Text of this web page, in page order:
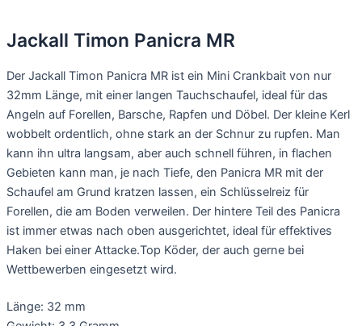
Jackall Timon Panicra MR
Der Jackall Timon Panicra MR ist ein Mini Crankbait von nur
32mm Länge, mit einer langen Tauchschaufel, ideal für das
Angeln auf Forellen, Barsche, Rapfen und Döbel. Der kleine Kerl
wobbelt ordentlich, ohne stark an der Schnur zu rupfen. Man
kann ihn ultra langsam, aber auch schnell führen, in flachen
Gebieten kann man, je nach Tiefe, den Panicra MR mit der
Schaufel am Grund kratzen lassen, ein Schlüsselreiz für
Forellen, die am Boden verweilen. Der hintere Teil des Panicra
ist immer etwas nach oben ausgerichtet, ideal für effektives
Haken bei einer Attacke.Top Köder, der auch gerne bei
Wettbewerben eingesetzt wird.
Länge: 32 mm